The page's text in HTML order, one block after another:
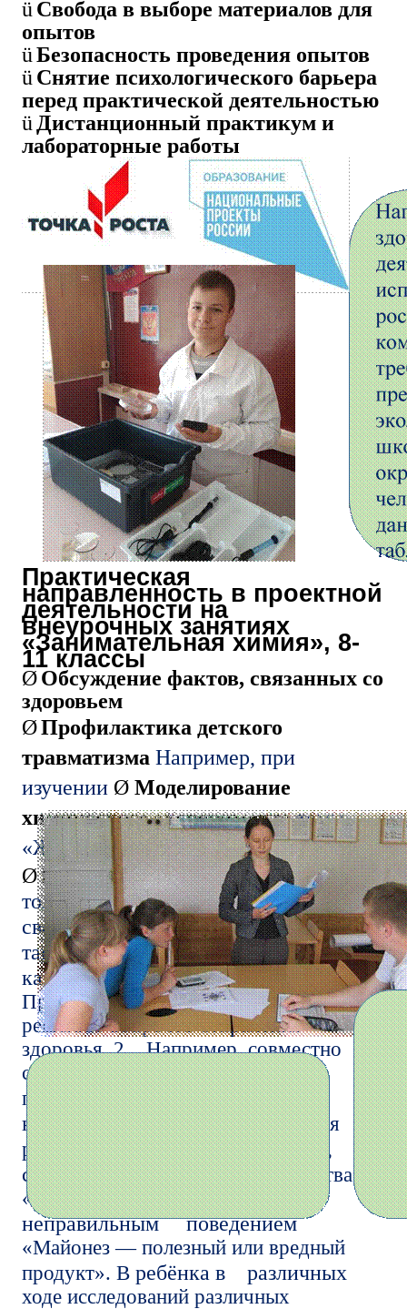
ü Свобода в выборе материалов для
опытов
üБезопасность проведения опытов
ü Снятие психологического барьера
перед практической деятельностью
ü Дистанционный практикум и
лабораторные работы
Практическая
направленность в проектной
деятельности на
внеурочных занятиях
«Занимательная химия», 8-
11 классы
ØОбсуждение фактов, связанных со
здоровьем
ØПрофилактика детского
травматизма Например, при
изучении Ø Моделирование
химического экспериментатемы
«Жиры» можно
ØПроектная работарассмотреть не
только их строение и химические
свойства, но и действие на организм
таких продуктов, как чипсы, и то,
как избавиться от жирных пятен.
Проектную работу можно привязать к
решению вопросов сохранения
здоровья. 2 Например, совместно
с учениками можно
подготовитьМожно обсудить
несчастныепроекты «Жевательная
резинка», «Синтетическиеслучаи,
связанные смоющие средства»,
«Чипсы: польза или вред»,
неправильным поведением
«Майонез — полезный или вредный
продукт». В ребёнка в различных
ходе исследований различных